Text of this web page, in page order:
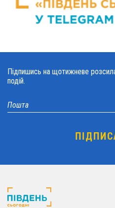
Підпишись на щотижневе
подій.